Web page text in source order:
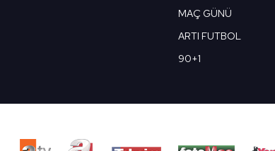
çerezlerle ilgili bilgi almak için lütfentıklayınız
MAÇ GÜNÜ
ARTI FUTBOL
90+1